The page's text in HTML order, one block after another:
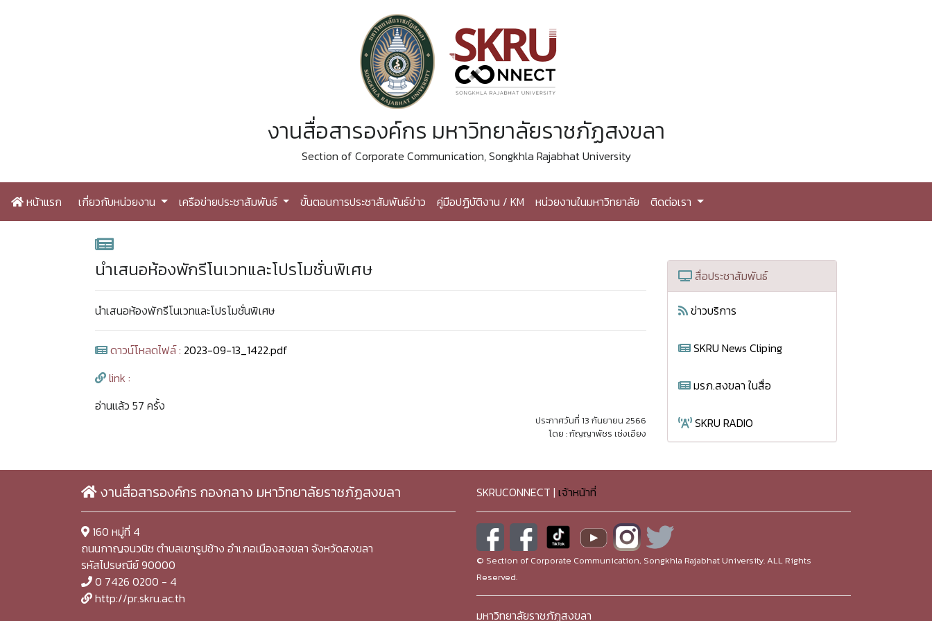
งานสื่อสารองค์กร มหาวิทยาลัยราชภัฏสงขลา
Section of Corporate Communication, Songkhla Rajabhat University
หน้าแรก เกี่ยวกับหน่วยงาน เครือข่ายประชาสัมพันธ์ ขั้นตอนการประชาสัมพันธ์ข่าว คู่มือปฏิบัติงาน / KM หน่วยงานในมหาวิทยาลัย ติดต่อเรา
นำเสนอห้องพักรีโนเวทและโปรโมชั่นพิเศษ
นำเสนอห้องพักรีโนเวทและโปรโมชั่นพิเศษ
ดาวน์โหลดไฟล์ : 2023-09-13_1422.pdf
link :
อ่านแล้ว 57 ครั้ง
ประกาศวันที่ 13 กันยายน 2566
โดย : กัญญาพัชร เซ่งเอียง
สื่อประชาสัมพันธ์
ข่าวบริการ
SKRU News Cliping
มรภ.สงขลา ในสื่อ
SKRU RADIO
งานสื่อสารองค์กร กองกลาง มหาวิทยาลัยราชภัฏสงขลา
160 หมู่ที่ 4
ถนนกาญจนวนิช ตำบลเขารูปช้าง อำเภอเมืองสงขลา จังหวัดสงขลา
รหัสไปรษณีย์ 90000
0 7426 0200 - 4
http://pr.skru.ac.th
SKRUCONNECT | เจ้าหน้าที่
© Section of Corporate Communication, Songkhla Rajabhat University. ALL Rights
Reserved.
มหาวิทยาลัยราชภัฏสงขลา